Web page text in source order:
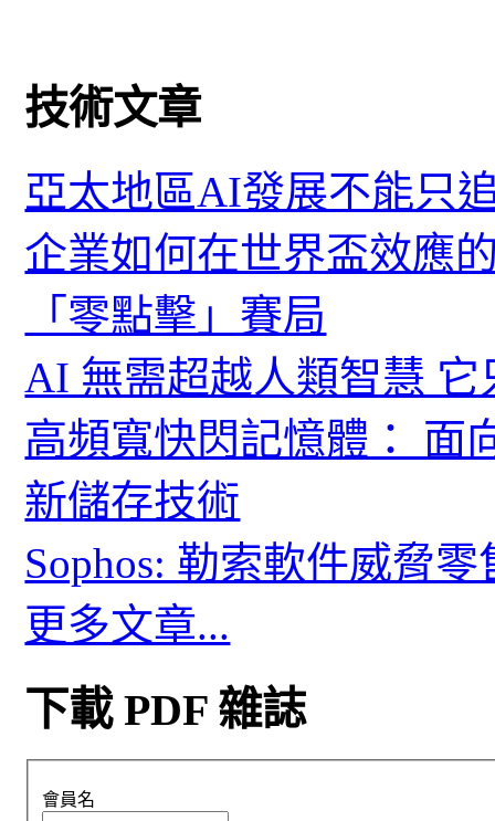
技術文章
亞太地區AI發展不能只
企業如何在世界盃效應
「零點擊」賽局
AI 無需超越人類智慧
高頻寬快閃記憶體： 面
新儲存技術
Sophos: 勒索軟件威脅
更多文章...
下載 PDF 雜誌
會員名